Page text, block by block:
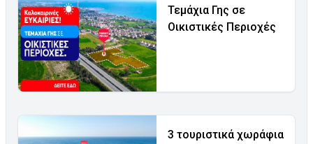
Τεμάχια Γης σε
Οικιστικές Περιοχές
3 τουριστικά χωράφια